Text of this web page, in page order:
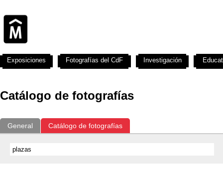
Catálogo de fotografías
General Catálogo de fotografías
Exposiciones Fotografías del CdF Investigación